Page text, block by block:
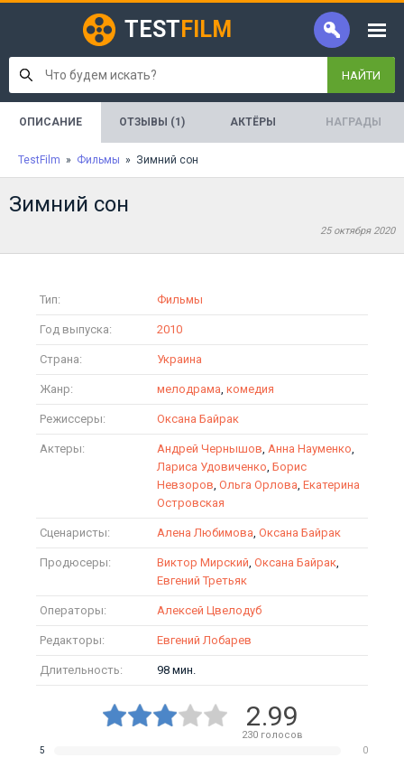
TEST FILM
НАЙТИ
ОПИСАНИЕ ОТЗЫВЫ (1) АКТЁРЫ НАГРАДЫ
TestFilm » Фильмы » Зимний сон
Зимний сон
25 октября 2020
Тип: Фильмы
Год выпуска: 2010
Страна: Украина
Жанр: мелодрама, комедия
Режиссеры: Оксана Байрак
Актеры: Андрей Чернышов, Анна Науменко,
Лариса Удовиченко, Борис
Невзоров, Ольга Орлова, Екатерина
Островская
Сценаристы: Алена Любимова, Оксана Байрак
Продюсеры: Виктор Мирский, Оксана Байрак,
Евгений Третьяк
Операторы: Алексей Цвелодуб
Редакторы: Евгений Лобарев
Длительность: 98 мин.
2.99
230голосов
5
0